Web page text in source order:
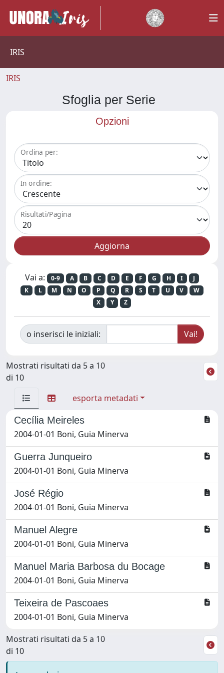
IRIS
IRIS
Sfoglia per Serie
Opzioni
Ordina per:
In ordine:
Risultati/Pagina
Vai a: 0-9 A B C D E F G H I
J
K
L M N O P Q R S T U V
W
X
Y Z
o inserisci le iniziali:
Mostrati risultati da 5 a 10
di 10
esporta metadati
Cecília Meireles
2004-01-01 Boni, Guia Minerva
Guerra Junqueiro
2004-01-01 Boni, Guia Minerva
José Régio
2004-01-01 Boni, Guia Minerva
Manuel Alegre
2004-01-01 Boni, Guia Minerva
Manuel Maria Barbosa du Bocage
2004-01-01 Boni, Guia Minerva
Teixeira de Pascoaes
2004-01-01 Boni, Guia Minerva
Mostrati risultati da 5 a 10
di 10